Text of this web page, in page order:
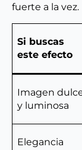
fuerte a la vez.
Si buscas
este efecto
Imagen
y luminosa
Elegancia